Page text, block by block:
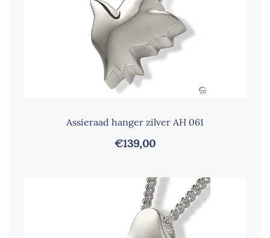
Assieraad hanger zilver AH 061
€139,00